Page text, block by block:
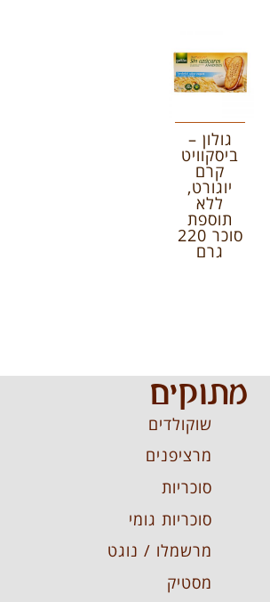
גולון –
ביסקוויט
קרם
יוגורט,
ללא
תוספת
סוכר 220
גרם
מתוקים
שוקולדים
מרציפנים
סוכריות
סוכריות גומי
מרשמלו / נוגט
מסטיק